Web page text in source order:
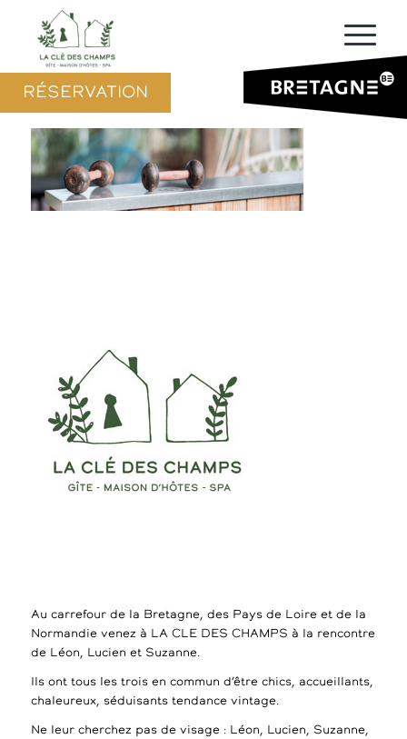
RÉSERVATION
Au carrefour de la Bretagne, des Pays de Loire et de la
Normandie venez à LA CLE DES CHAMPS à la rencontre
de Léon, Lucien et Suzanne.
Ils ont tous les trois en commun d’être chics, accueillants,
chaleureux, séduisants tendance vintage.
Ne leur cherchez pas de visage : Léon, Lucien, Suzanne,